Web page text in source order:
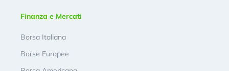
Finanza e Mercati
Borsa Italiana
Borse Europee